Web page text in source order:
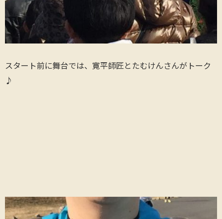
スタート前に舞台では、寛平師匠とたむけんさんがトーク
♪